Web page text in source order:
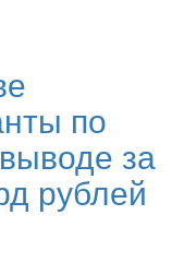
по
за
рублей